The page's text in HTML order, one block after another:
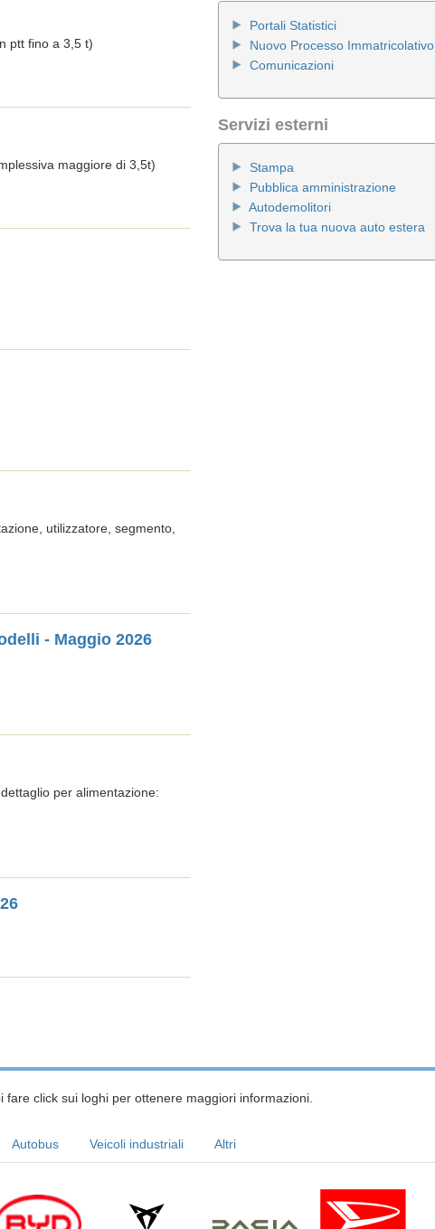
ptt fino a 3,5 t)
maggiore di 3,5t)
utilizzatore, segmento,
- Maggio 2026
per alimentazione:
Portali Statistici
Nuovo Processo Immatricolativo
Comunicazioni
Servizi esterni
Stampa
Pubblica amministrazione
Autodemolitori
Trova la tua nuova auto estera
fare click sui loghi per ottenere maggiori informazioni.
Autobus Veicoli industriali Altri